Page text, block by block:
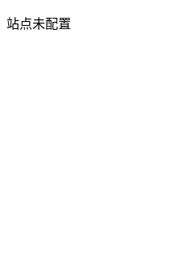
站点未配置